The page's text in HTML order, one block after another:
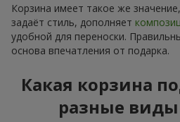
Корзина имеет такое же
задаёт стиль, дополняет
удобной для переноски.
основа впечатления от подарка.
Какая корзина
разные